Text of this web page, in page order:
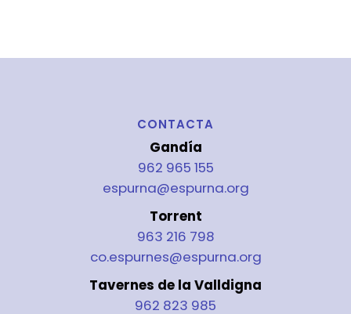
CONTACTA
Gandía
962 965 155
espurna@espurna.org
Torrent
963 216 798
co.espurnes@espurna.org
Tavernes de la Valldigna
962 823 985